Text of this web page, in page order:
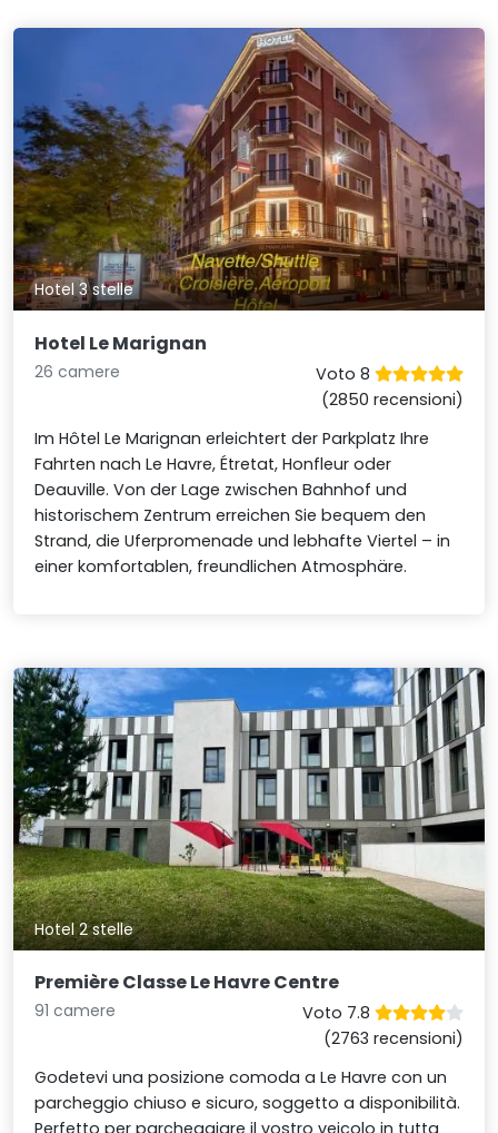
Hotel 3 stelle
Hotel Le Marignan
26 camere
Voto 8
(2850 recensioni)
Im Hôtel Le Marignan erleichtert der Parkplatz Ihre
Fahrten nach Le Havre, Étretat, Honfleur oder
Deauville. Von der Lage zwischen Bahnhof und
historischem Zentrum erreichen Sie bequem den
Strand, die Uferpromenade und lebhafte Viertel – in
einer komfortablen, freundlichen Atmosphäre.
Hotel 2 stelle
Première Classe Le Havre Centre
91 camere
Voto 7.8
(2763 recensioni)
Godetevi una posizione comoda a Le Havre con un
parcheggio chiuso e sicuro, soggetto a disponibilità.